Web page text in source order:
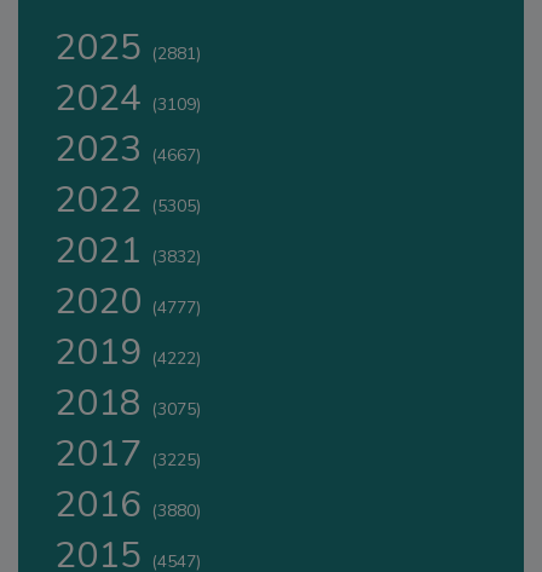
2025 (2881)
2024 (3109)
2023 (4667)
2022 (5305)
2021 (3832)
2020 (4777)
2019 (4222)
2018 (3075)
2017 (3225)
2016 (3880)
2015 (4547)